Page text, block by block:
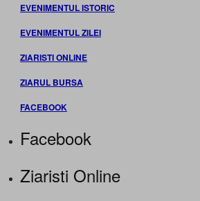
EVENIMENTUL ISTORIC
EVENIMENTUL ZILEI
ZIARISTI ONLINE
ZIARUL BURSA
FACEBOOK
Facebook
Ziaristi Online